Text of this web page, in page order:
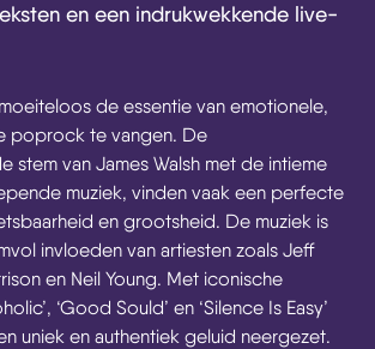
en een indrukwekkende live-
de essentie van emotionele,
poprock te vangen. De
stem van James Walsh met de intieme
muziek, vinden vaak een perfecte
en grootsheid. De muziek is
invloeden van artiesten zoals Jeff
en Neil Young. Met iconische
‘Good Sould’ en ‘Silence Is Easy’
uniek en authentiek geluid neergezet.